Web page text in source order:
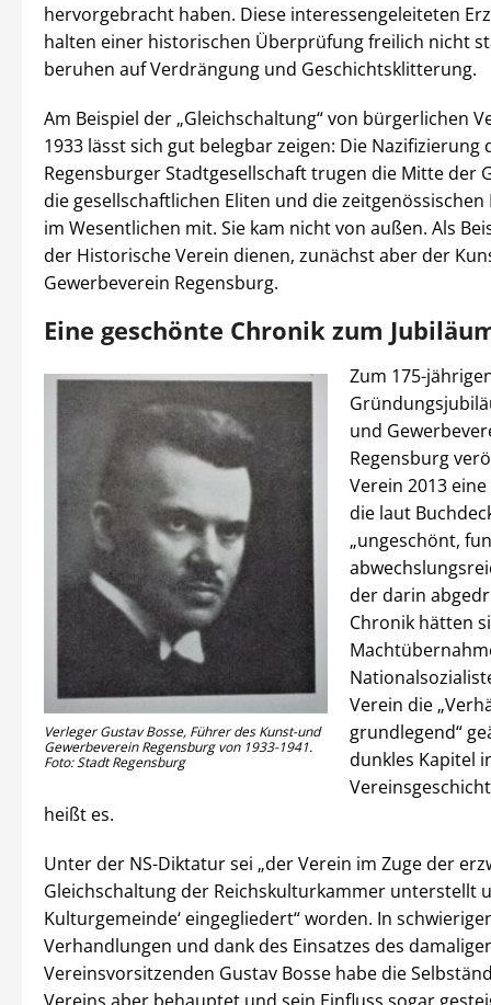
hervorgebracht haben. Diese interessengeleiteten
halten einer historischen Überprüfung freilich nicht
beruhen auf Verdrängung und Geschichtsklitterung.
Am Beispiel der „Gleichschaltung“ von bürgerlichen
1933 lässt sich gut belegbar zeigen: Die Nazifizierung
Regensburger Stadtgesellschaft trugen die Mitte der
die gesellschaftlichen Eliten und die
im Wesentlichen mit. Sie kam nicht von außen. Als
der Historische Verein dienen, zunächst aber der
Gewerbeverein Regensburg.
Eine geschönte Chronik zum
Verleger Gustav Bosse, Führer des Kunst-und
Gewerbeverein Regensburg von 1933-1941.
Foto: Stadt Regensburg
Zum 175-
und
Regensburg
Verein 2013
die laut
„ungeschönt,
der darin
Chronik hätten
Verein die
grundlegend“
dunkles Kapitel
heißt es.
Unter der NS-Diktatur sei „der Verein im Zuge der
Gleichschaltung der Reichskulturkammer unterstellt
Kulturgemeinde‘ eingegliedert“ worden. In
Verhandlungen und dank des Einsatzes des
Vereinsvorsitzenden Gustav Bosse habe die